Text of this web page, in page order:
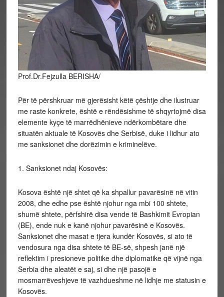
Prof.Dr.Fejzulla BERISHA/
Për të përshkruar më gjerësisht këtë çështje dhe ilustruar
me raste konkrete, është e rëndësishme të shqyrtojmë disa
elemente kyçe të marrëdhënieve ndërkombëtare dhe
situatën aktuale të Kosovës dhe Serbisë, duke i lidhur ato
me sanksionet dhe dorëzimin e kriminelëve.
1. Sanksionet ndaj Kosovës:
Kosova është një shtet që ka shpallur pavarësinë në vitin
2008, dhe edhe pse është njohur nga mbi 100 shtete,
shumë shtete, përfshirë disa vende të Bashkimit Evropian
(BE), ende nuk e kanë njohur pavarësinë e Kosovës.
Sanksionet dhe masat e tjera kundër Kosovës, si ato të
vendosura nga disa shtete të BE-së, shpesh janë një
reflektim i presioneve politike dhe diplomatike që vijnë nga
Serbia dhe aleatët e saj, si dhe një pasojë e
mosmarrëveshjeve të vazhdueshme në lidhje me statusin e
Kosovës.